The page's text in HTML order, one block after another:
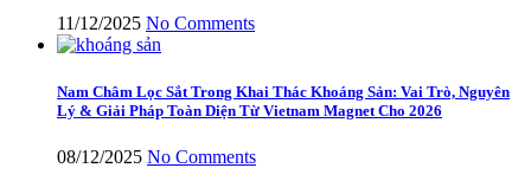
11/12/2025 No Comments
Nam Châm Lọc Sắt Trong Khai Thác Khoáng Sản: Vai Trò, Nguyên
Lý & Giải Pháp Toàn Diện Từ Vietnam Magnet Cho 2026
08/12/2025 No Comments